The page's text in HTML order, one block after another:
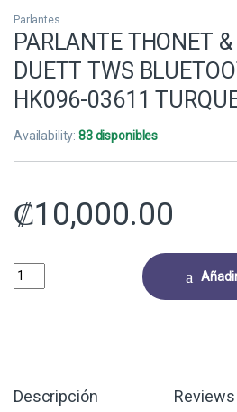
Parlantes
PARLANTE THONET
DUETT TWS
HK096-03611
Availability:83 disponibles
₡10,000.00
PARLANTE THONET & VANDER
Descripción Reviews